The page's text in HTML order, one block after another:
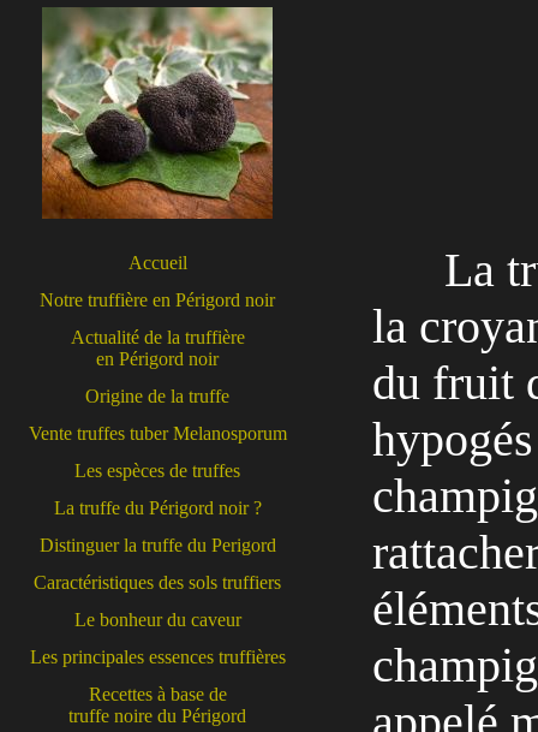
Accueil
Notre truffière en Périgord noir
Actualité de la truffière
en Périgord noir
Origine de la truffe
Vente truffes tuber Melanosporum
Les espèces de truffes
La truffe du Périgord noir ?
Distinguer la truffe du Perigord
Caractéristiques des sols truffiers
Le bonheur du caveur
Les principales essences truffières
Recettes à base de
truffe noire du Périgord
La
la
du fruit